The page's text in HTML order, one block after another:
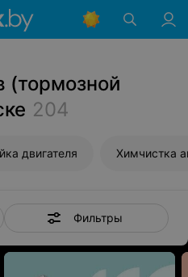
(тормозной
204
двигателя Химчистка
Фильтры